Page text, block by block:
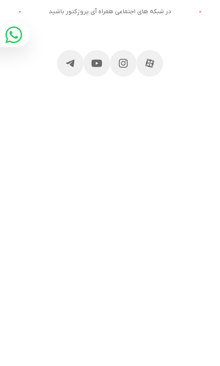
در شبکه های اجتماعی همراه آی پروژکتور باشید